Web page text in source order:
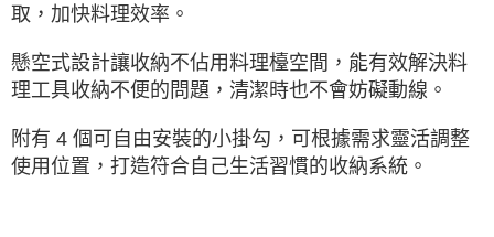
取，加快料理效率。
懸空式設計讓收納不佔用料理檯空間，能有效解決料
理工具收納不便的問題，清潔時也不會妨礙動線。
附有 4 個可自由安裝的小掛勾，可根據需求靈活調整
使用位置，打造符合自己生活習慣的收納系統。